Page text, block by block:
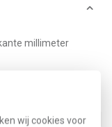
wij cookies voor
millimeter
70 - 70 mm²